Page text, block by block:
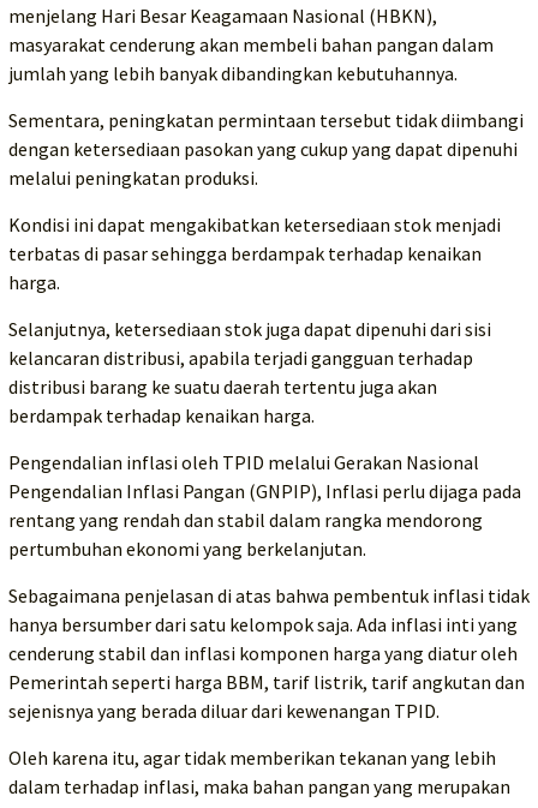
menjelang Hari Besar Keagamaan Nasional (HBKN),
masyarakat cenderung akan membeli bahan pangan dalam
jumlah yang lebih banyak dibandingkan kebutuhannya.
Sementara, peningkatan permintaan tersebut tidak diimbangi
dengan ketersediaan pasokan yang cukup yang dapat dipenuhi
melalui peningkatan produksi.
Kondisi ini dapat mengakibatkan ketersediaan stok menjadi
terbatas di pasar sehingga berdampak terhadap kenaikan
harga.
Selanjutnya, ketersediaan stok juga dapat dipenuhi dari sisi
kelancaran distribusi, apabila terjadi gangguan terhadap
distribusi barang ke suatu daerah tertentu juga akan
berdampak terhadap kenaikan harga.
Pengendalian inflasi oleh TPID melalui Gerakan Nasional
Pengendalian Inflasi Pangan (GNPIP), Inflasi perlu dijaga pada
rentang yang rendah dan stabil dalam rangka mendorong
pertumbuhan ekonomi yang berkelanjutan.
Sebagaimana penjelasan di atas bahwa pembentuk inflasi tidak
hanya bersumber dari satu kelompok saja. Ada inflasi inti yang
cenderung stabil dan inflasi komponen harga yang diatur oleh
Pemerintah seperti harga BBM, tarif listrik, tarif angkutan dan
sejenisnya yang berada diluar dari kewenangan TPID.
Oleh karena itu, agar tidak memberikan tekanan yang lebih
dalam terhadap inflasi, maka bahan pangan yang merupakan